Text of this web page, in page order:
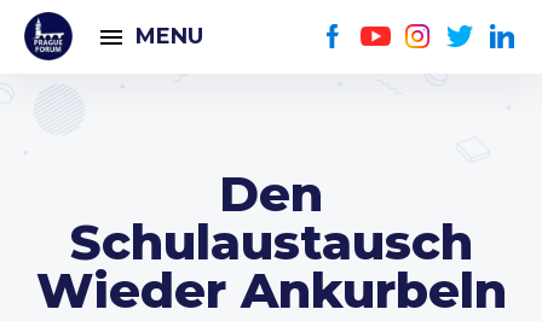
MENU
Den
Schulaustausch
Wieder Ankurbeln